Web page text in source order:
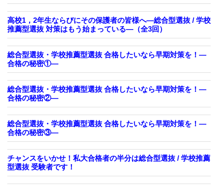
高校1，2年生ならびにその保護者の皆様へ―総合型選抜 / 学校
推薦型選抜 対策はもう始まっている―（全3回）
総合型選抜・学校推薦型選抜 合格したいなら早期対策を！—
合格の秘密①—
総合型選抜・学校推薦型選抜 合格したいなら早期対策を！—
合格の秘密②—
総合型選抜・学校推薦型選抜 合格したいなら早期対策を！—
合格の秘密③—
チャンスをいかせ！私大合格者の半分は総合型選抜 / 学校推薦
型選抜 受験者です！